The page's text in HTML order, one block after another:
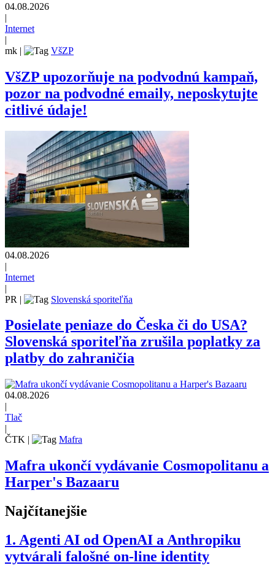
04.08.2026
|
Internet
|
mk | VšZP
VšZP upozorňuje na podvodnú kampaň,
pozor na podvodné emaily, neposkytujte
citlivé údaje!
04.08.2026
|
Internet
|
PR | Slovenská sporiteľňa
Posielate peniaze do Česka či do USA?
Slovenská sporiteľňa zrušila poplatky za
platby do zahraničia
04.08.2026
|
Tlač
|
ČTK | Mafra
Mafra ukončí vydávanie Cosmopolitanu a
Harper's Bazaaru
Najčítanejšie
1. Agenti AI od OpenAI a Anthropiku
vytvárali falošné on-line identity